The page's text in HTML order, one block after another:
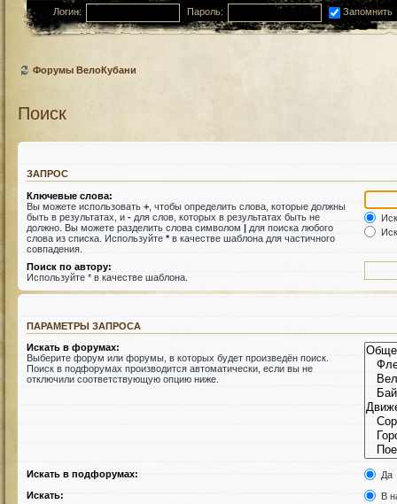
Логин: Пароль: Запомнить
Форумы ВелоКубани
Поиск
ЗАПРОС
Ключевые слова:
Вы можете использовать + , чтобы определить слова, которые должны
быть в результатах, и - для слов, которых в результатах быть не
должно. Вы можете разделить слова символом | для поиска любого
слова из списка. Используйте *в качестве шаблона для частичного
совпадения.
Поиск по автору:
Используйте * в качестве шаблона.
ПАРАМЕТРЫ ЗАПРОСА
Искать в форумах:
Выберите форум или форумы, в которых будет произведён поиск.
Поиск в подфорумах производится автоматически, если вы не
отключили соответствующую опцию ниже.
Искать в подфорумах:
Да
Искать:
В